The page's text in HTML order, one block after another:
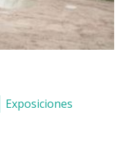
Exposiciones